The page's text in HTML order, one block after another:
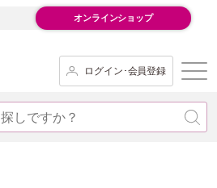
オンラインショップ
ログイン･会員登録